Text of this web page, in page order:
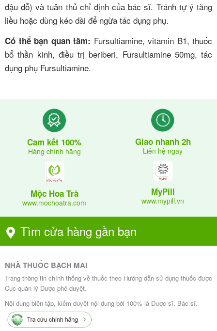
đậu đỗ) và tuân thủ chỉ định của bác sĩ. Tránh tự ý tăng
liều hoặc dùng kéo dài để ngừa tác dụng phụ.
Có thể bạn quan tâm: Fursultiamine, vitamin B1, thuốc
bổ thần kinh, điều trị beriberi, Fursultiamine 50mg, tác
dụng phụ Fursultiamine.
Cam kết 100%
Hàng chính hãng
Giao nhanh 2h
Liên hệ ngay
Mộc Hoa Trà
www.mochoatra.com
MyPill
www.mypill.vn
Tìm cửa hàng gần bạn
NHÀ THUỐC BẠCH MAI
Trang thông tin chính thống về thuốc theo Hướng dẫn sử dụng thuốc được
Cục quản lý Dược phê duyệt.
Nội dung biên tập, kiểm duyệt nội dung bởi 100% là Dược sĩ, Bác sĩ.